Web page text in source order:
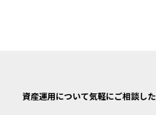
資産運用について気軽にご相談し